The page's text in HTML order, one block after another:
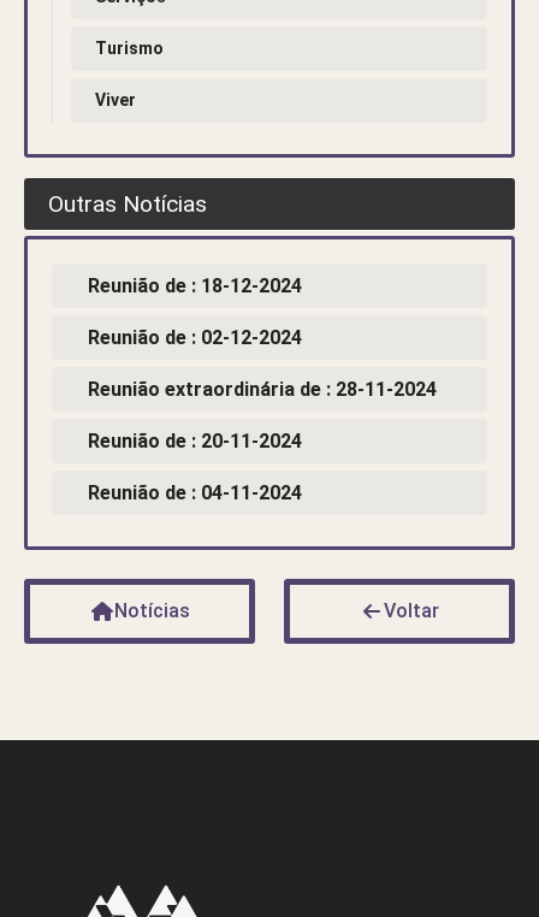
Turismo
Viver
Outras Notícias
Reunião de : 18-12-2024
Reunião de : 02-12-2024
Reunião extraordinária de : 28-11-2024
Reunião de : 20-11-2024
Reunião de : 04-11-2024
Notícias Voltar